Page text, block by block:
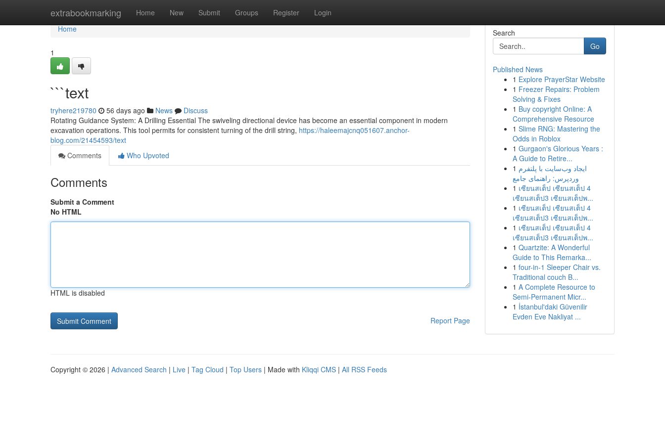
extrabookmarking Home New Submit Groups Register Login
Home
Home
1
```text
tryhere219780 56 days ago News
Discuss
Rotating Guidance System: A Drilling Essential The swiveling directional device has become an essential component in modern
excavation operations. This tool permits for consistent turning of the drill string, https://haleemajcnq051607.anchor-
blog.com/21454593/text
Comments
Who Upvoted
Comments
Submit a Comment
No HTML
HTML is disabled
Report Page
Search
Go
Published News
1 Explore PrayerStar Website
1 Freezer Repairs: Problem
Solving & Fixes
1 Buy copyright Online: A
Comprehensive Resource
1 Slime RNG: Mastering the
Odds in Roblox
1 Gurgaon's Glorious Years :
A Guide to Retire...
1 ایجاد وب‌سایت با پلتفرم
وردپرس: راهنمای جامع
1 เซียนสเต็ป เซียนสเต็ป 4
เซียนสเต็ป3 เซียนสเต็ปพ...
1 เซียนสเต็ป เซียนสเต็ป 4
เซียนสเต็ป3 เซียนสเต็ปพ...
1 เซียนสเต็ป เซียนสเต็ป 4
เซียนสเต็ป3 เซียนสเต็ปพ...
1 Quartzite: A Wonderful
Guide to This Remarka...
1 four-in-1 Sleeper Chair vs.
Traditional couch B...
1 A Complete Resource to
Semi-Permanent Micr...
1 İstanbul'daki Güvenilir
Evden Eve Nakliyat ...
Copyright © 2026 | Advanced Search | Live | Tag Cloud | Top Users | Made with Kliqqi CMS | All RSS Feeds